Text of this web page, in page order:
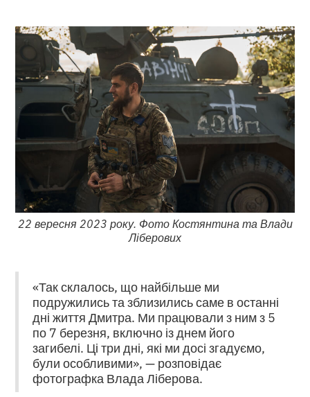
22 вересня 2023 року. Фото Костянтина та Влади
Ліберових
«Так склалось, що найбільше ми
подружились та зблизились саме в останні
дні життя Дмитра. Ми працювали з ним з 5
по 7 березня, включно із днем його
загибелі. Ці три дні, які ми досі згадуємо,
були особливими», — розповідає
фотографка Влада Ліберова.